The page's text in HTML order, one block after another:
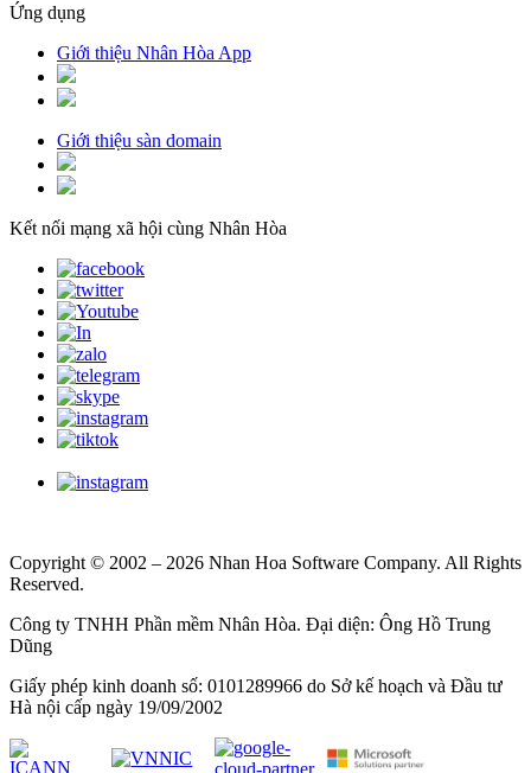
Ứng dụng
Giới thiệu Nhân Hòa App
Giới thiệu sàn domain
Kết nối mạng xã hội cùng Nhân Hòa
Copyright © 2002 – 2026 Nhan Hoa Software Company. All Rights
Reserved.
Công ty TNHH Phần mềm Nhân Hòa. Đại diện: Ông Hồ Trung
Dũng
Giấy phép kinh doanh số: 0101289966 do Sở kế hoạch và Đầu tư
Hà nội cấp ngày 19/09/2002